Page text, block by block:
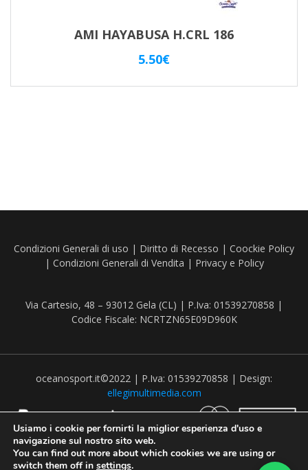
AMI HAYABUSA H.CRL 186
5.50€
Condizioni Generali di uso | Diritto di Recesso | Coockie Policy
| Condizioni Generali di Vendita | Privacy e Policy
Via Cartesio, 48 – 93012 Gela (CL) | P.Iva: 01539270858 |
Codice Fiscale: NCRTZN65E09D960K
oceanosport.it©2022 | P.Iva: 01539270858 | Design:
ellegimultimedia.com
Usiamo i cookie per fornirti la miglior esperienza d'uso e
navigazione sul nostro sito web.
You can find out more about which cookies we are using or
switch them off in settings.